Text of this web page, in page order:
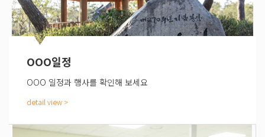
OOO일정
OOO 일정과 행사를 확인해 보세요